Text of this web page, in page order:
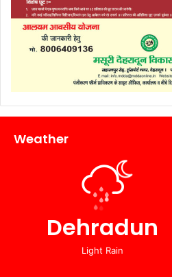
Weather
Dehradun
Light Rain